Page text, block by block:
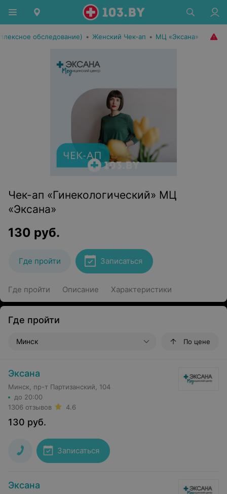
обследование) • Женский Чек-ап • МЦ «Эксана»
Чек-ап «Гинекологический» МЦ
«Эксана»
130 руб.
Где пройти Записаться
Где пройти Описание Характеристики
Где пройти
Минск По цене
Эксана
Минск, пр-т Партизанский, 104
до 20:00
1306 отзывов
4.6
130 руб.
Записаться
Эксана